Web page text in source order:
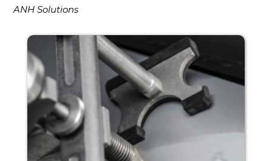
ANH Solutions